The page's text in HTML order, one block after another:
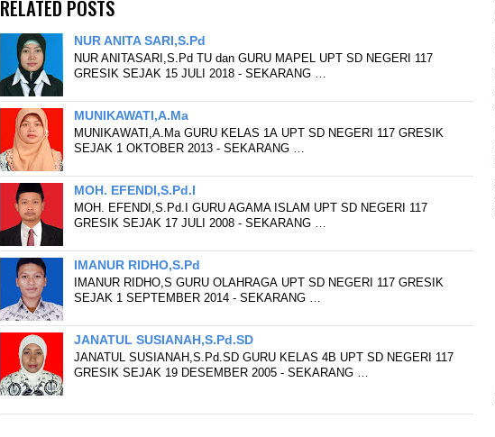
RELATED POSTS
NUR ANITA SARI,S.Pd
NUR ANITASARI,S.Pd TU dan GURU MAPEL UPT SD NEGERI 117
GRESIK SEJAK 15 JULI 2018 - SEKARANG …
MUNIKAWATI,A.Ma
MUNIKAWATI,A.Ma GURU KELAS 1A UPT SD NEGERI 117 GRESIK
SEJAK 1 OKTOBER 2013 - SEKARANG …
MOH. EFENDI,S.Pd.I
MOH. EFENDI,S.Pd.I GURU AGAMA ISLAM UPT SD NEGERI 117
GRESIK SEJAK 17 JULI 2008 - SEKARANG …
IMANUR RIDHO,S.Pd
IMANUR RIDHO,S GURU OLAHRAGA UPT SD NEGERI 117 GRESIK
SEJAK 1 SEPTEMBER 2014 - SEKARANG …
JANATUL SUSIANAH,S.Pd.SD
JANATUL SUSIANAH,S.Pd.SD GURU KELAS 4B UPT SD NEGERI 117
GRESIK SEJAK 19 DESEMBER 2005 - SEKARANG …